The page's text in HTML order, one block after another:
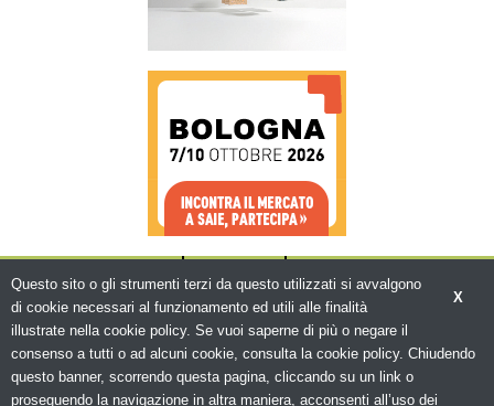
© Copyright 2026. Edilizia in Rete - N.ro
Iscrizione ROC 5836 -Privacy policy
X
Questo sito o gli strumenti terzi da questo utilizzati si avvalgono
di cookie necessari al funzionamento ed utili alle finalità
illustrate nella cookie policy. Se vuoi saperne di più o negare il
consenso a tutti o ad alcuni cookie, consulta la cookie policy. Chiudendo
questo banner, scorrendo questa pagina, cliccando su un link o
proseguendo la navigazione in altra maniera, acconsenti all’uso dei